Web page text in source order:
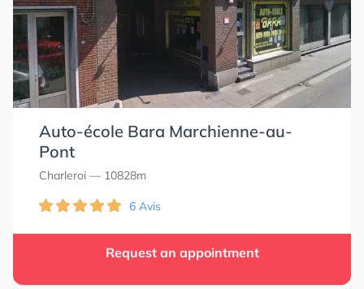
Auto-école Bara Marchienne-au-
Pont
Charleroi — 10828m
6 Avis
Request an appointment